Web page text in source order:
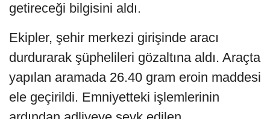
getireceği bilgisini aldı.
Ekipler, şehir merkezi girişinde aracı
durdurarak şüphelileri gözaltına aldı. Araçta
yapılan aramada 26.40 gram eroin maddesi
ele geçirildi. Emniyetteki işlemlerinin